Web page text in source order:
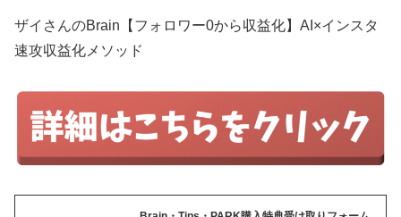
ザイさんのBrain【フォロワー0から収益化】AI×インスタ
速攻収益化メソッド